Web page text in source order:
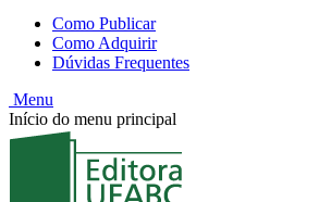
Como Publicar
Como Adquirir
Dúvidas Frequentes
Menu
Início do menu principal